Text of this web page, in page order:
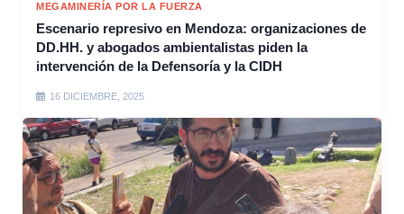
MEGAMINERÍA POR LA FUERZA
Escenario represivo en Mendoza: organizaciones de
DD.HH. y abogados ambientalistas piden la
intervención de la Defensoría y la CIDH
16 DICIEMBRE, 2025